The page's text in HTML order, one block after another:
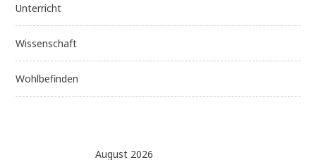
Unterricht
Wissenschaft
Wohlbefinden
August 2026